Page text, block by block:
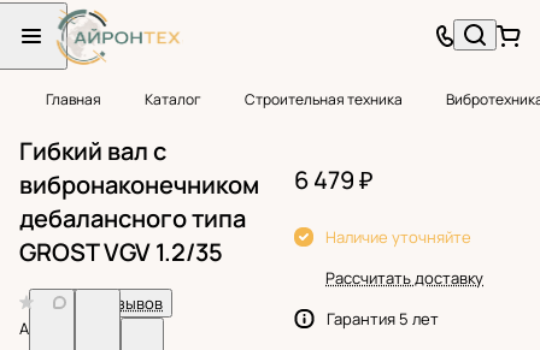
Главная Каталог Строительная техника
Гибкий вал с
вибронаконечником
дебалансного типа
GROST VGV 1.2/35
Нет отзывов
Арт.
6 479 ₽
Наличие уточняйте
Рассчитать доставку
Гарантия 5 лет